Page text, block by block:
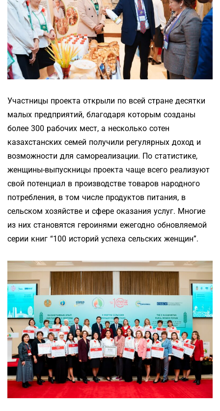
Участницы проекта открыли по всей стране десятки
малых предприятий, благодаря которым созданы
более 300 рабочих мест, а несколько сотен
казахстанских семей получили регулярных доход и
возможности для самореализации. По статистике,
женщины-выпускницы проекта чаще всего реализуют
свой потенциал в производстве товаров народного
потребления, в том числе продуктов питания, в
сельском хозяйстве и сфере оказания услуг. Многие
из них становятся героинями ежегодно обновляемой
серии книг “100 историй успеха сельских женщин”.